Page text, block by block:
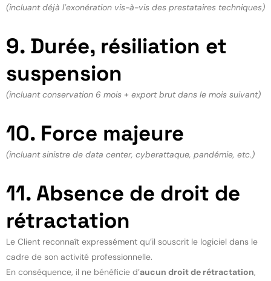
(incluant déjà l’exonération vis-à-vis des prestataires techniques)
9. Durée, résiliation et
suspension
(incluant conservation 6 mois + export brut dans le mois suivant)
10. Force majeure
(incluant sinistre de data center, cyberattaque, pandémie, etc.)
11. Absence de droit de
rétractation
Le Client reconnaît expressément qu’il souscrit le logiciel dans le
cadre de son activité professionnelle.
En conséquence, il ne bénéficie d’aucun droit de rétractation,